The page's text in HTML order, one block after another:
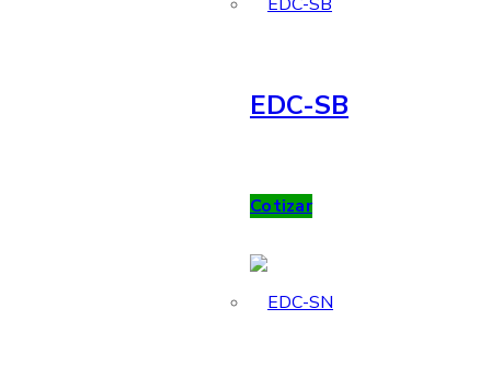
EDC-SB
Cotizar